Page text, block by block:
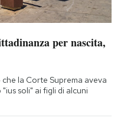
per nascita,
la Corte Suprema aveva
soli" ai figli di alcuni